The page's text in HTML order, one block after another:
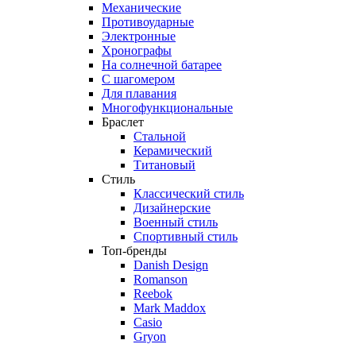
Механические
Противоударные
Электронные
Хронографы
На солнечной батарее
С шагомером
Для плавания
Многофункциональные
Браслет
Стальной
Керамический
Титановый
Стиль
Классический стиль
Дизайнерские
Военный стиль
Спортивный стиль
Топ-бренды
Danish Design
Romanson
Reebok
Mark Maddox
Casio
Gryon